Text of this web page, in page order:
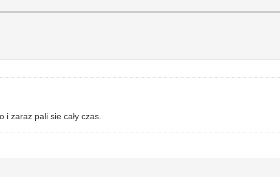
zaraz pali sie cały czas.